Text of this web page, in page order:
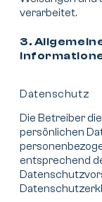
verarbeitet.
3.
Datenschutz
Die Betreiber
persönlichen
entsprechend